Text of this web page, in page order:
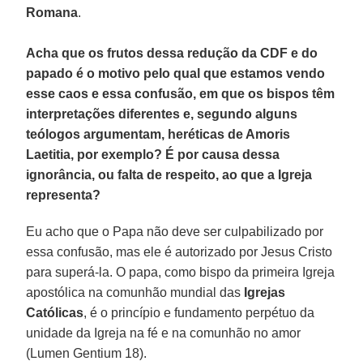
Romana.
Acha que os frutos dessa redução da CDF e do
papado é o motivo pelo qual que estamos vendo
esse caos e essa confusão, em que os bispos têm
interpretações diferentes e, segundo alguns
teólogos argumentam, heréticas de Amoris
Laetitia, por exemplo? É por causa dessa
ignorância, ou falta de respeito, ao que a Igreja
representa?
Eu acho que o Papa não deve ser culpabilizado por
essa confusão, mas ele é autorizado por Jesus Cristo
para superá-la. O papa, como bispo da primeira Igreja
apostólica na comunhão mundial das Igrejas
Católicas, é o princípio e fundamento perpétuo da
unidade da Igreja na fé e na comunhão no amor
(Lumen Gentium 18).